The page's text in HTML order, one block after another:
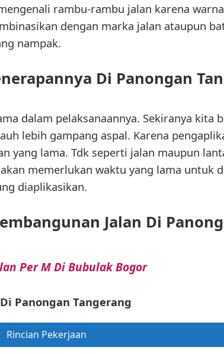
rambu-rambu jalan karena
dengan marka jalan ataupun
nampak.
Di Panongan
dalam pelaksanaannya. Sekiranya kita
lebih gampang aspal. Karena
yang lama. Tdk seperti jalan maupun
memerlukan waktu yang lama untuk
diaplikasikan.
Jalan Di
Per M Di Bubulak Bogor
Panongan Tangerang
Rincian Pekerjaan